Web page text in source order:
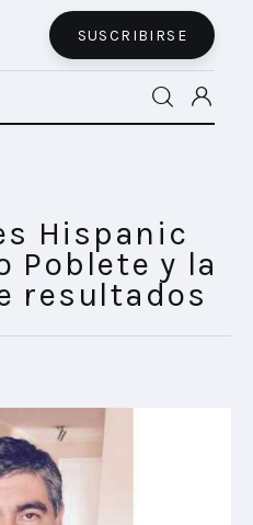
SUSCRIBIRSE
Hispanic
Poblete y la
resultados